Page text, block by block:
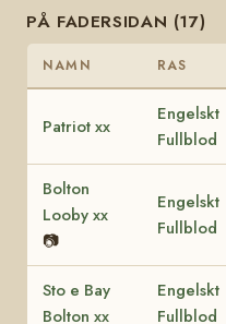
PÅ FADERSIDAN (17)
NAMN RAS
Patriot xx
Engelskt
Fullblod
Bolton
Looby xx
📷
Engelskt
Fullblod
Sto e Bay
Bolton xx
Engelskt
Fullblod